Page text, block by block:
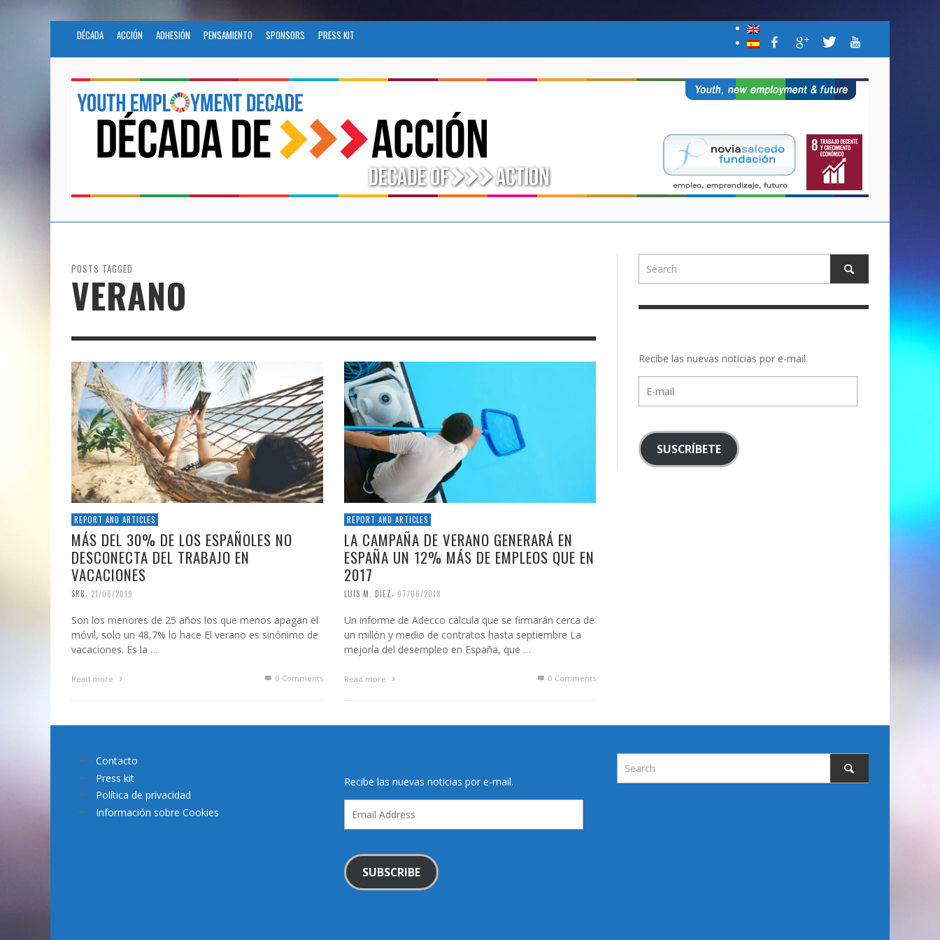
DÉCADA ACCIÓN ADHESIÓN PENSAMIENTO SPONSORS PRESS KIT
POSTS TAGGED
VERANO
REPORT AND ARTICLES
MÁS DEL 30% DE LOS ESPAÑOLES NO
DESCONECTA DEL TRABAJO EN
VACACIONES
SRB 21/08/2019
Son los menores de 25 años los que menos apagan el
móvil, solo un 48,7% lo hace El verano es sinónimo de
vacaciones. Es la …
Read more 0 Comments
REPORT AND ARTICLES
LA CAMPAÑA DE VERANO GENERARÁ EN
ESPAÑA UN 12% MÁS DE EMPLEOS QUE EN
2017
LUIS M. DIEZ 07/06/2018
Un informe de Adecco calcula que se firmarán cerca de
un millón y medio de contratos hasta septiembre La
mejoría del desempleo en España, que …
Read more 0 Comments
Recibe las nuevas noticias por e-mail.
mail
SUSCRÍBETE
Contacto
Press kit
Política de privacidad
Información sobre Cookies
Recibe las nuevas noticias por e-mail.
Address
SUBSCRIBE